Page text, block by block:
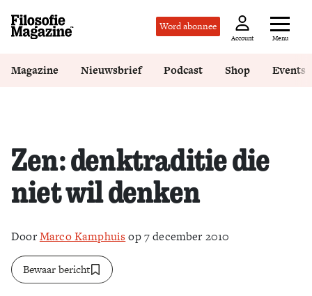
Word abonnee
Account Menu
Magazine Nieuwsbrief Podcast Shop Events
Zen: denktraditie die
niet wil denken
DoorMarco Kamphuis op 7 december 2010
Bewaar bericht